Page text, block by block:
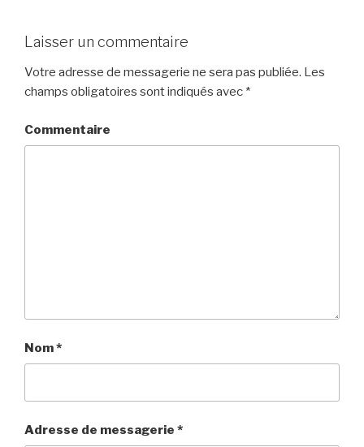
Laisser un commentaire
Votre adresse de messagerie ne sera pas publiée. Les
champs obligatoires sont indiqués avec *
Commentaire
Nom*
Adresse de messagerie *